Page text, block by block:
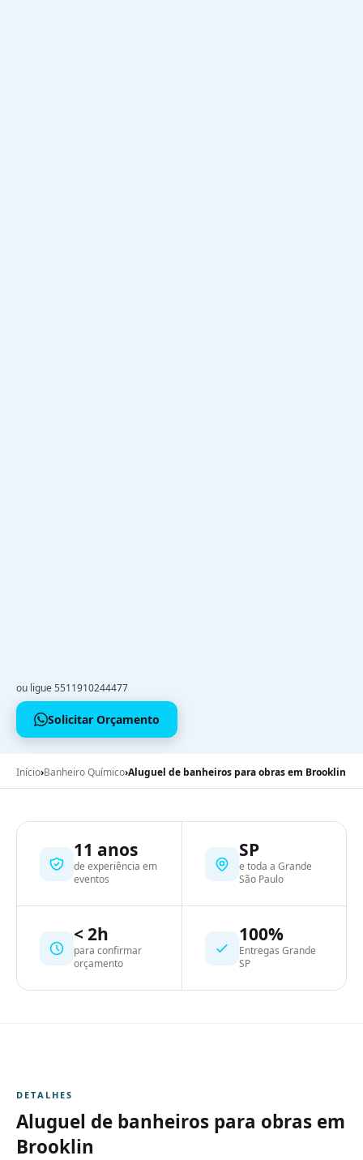
ou ligue 5511910244477
Solicitar Orçamento
Início›Banheiro Químico›Aluguel de banheiros para obras em Brooklin
11 anos
de experiência em
eventos
SP
e toda a Grande
São Paulo
< 2h
para confirmar
orçamento
100%
Entregas Grande
SP
DETALHES
Aluguel de banheiros para obras em
Brooklin